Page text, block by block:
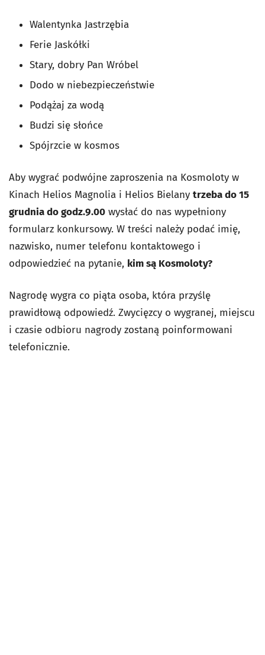
Walentynka Jastrzębia
Ferie Jaskółki
Stary, dobry Pan Wróbel
Dodo w niebezpieczeństwie
Podążaj za wodą
Budzi się słońce
Spójrzcie w kosmos
Aby wygrać podwójne zaproszenia na Kosmoloty w
Kinach Helios Magnolia i Helios Bielany trzeba do 15
grudnia do godz.9.00 wysłać do nas wypełniony
formularz konkursowy. W treści należy podać imię,
nazwisko, numer telefonu kontaktowego i
odpowiedzieć na pytanie, kim są Kosmoloty?
Nagrodę wygra co piąta osoba, która przyślę
prawidłową odpowiedź. Zwycięzcy o wygranej, miejscu
i czasie odbioru nagrody zostaną poinformowani
telefonicznie.